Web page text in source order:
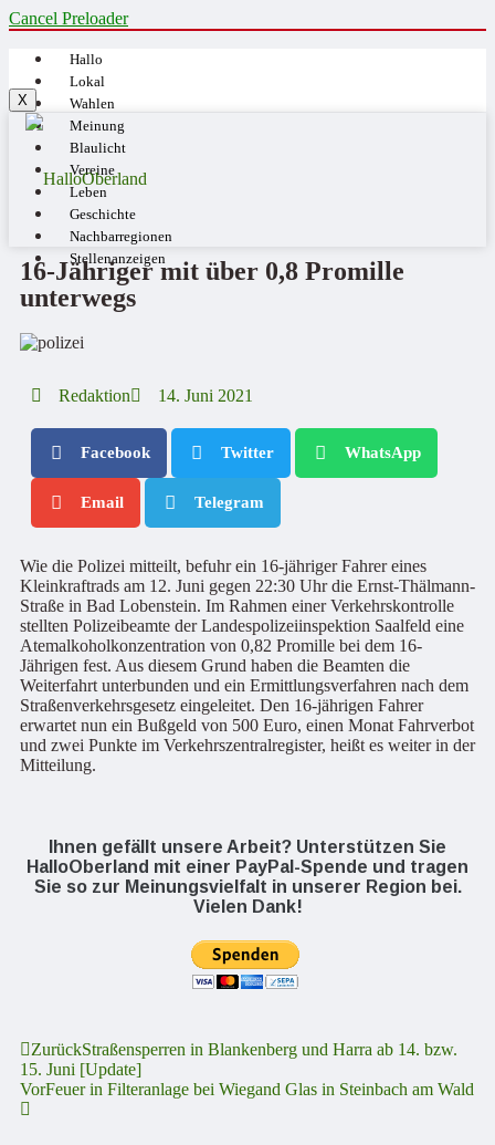
Cancel Preloader
Hallo
Lokal
Wahlen
Meinung
Blaulicht
Vereine
Leben
Geschichte
Nachbarregionen
Stellenanzeigen
X
16-Jähriger mit über 0,8 Promille
unterwegs
Redaktion 14. Juni 2021
Facebook Twitter WhatsApp
Email Telegram
Wie die Polizei mitteilt, befuhr ein 16-jähriger Fahrer eines
Kleinkraftrads am 12. Juni gegen 22:30 Uhr die Ernst-Thälmann-
Straße in Bad Lobenstein. Im Rahmen einer Verkehrskontrolle
stellten Polizeibeamte der Landespolizeiinspektion Saalfeld eine
Atemalkoholkonzentration von 0,82 Promille bei dem 16-
Jährigen fest. Aus diesem Grund haben die Beamten die
Weiterfahrt unterbunden und ein Ermittlungsverfahren nach dem
Straßenverkehrsgesetz eingeleitet. Den 16-jährigen Fahrer
erwartet nun ein Bußgeld von 500 Euro, einen Monat Fahrverbot
und zwei Punkte im Verkehrszentralregister, heißt es weiter in der
Mitteilung.
Ihnen gefällt unsere Arbeit? Unterstützen Sie
HalloOberland mit einer PayPal-Spende und tragen
Sie so zur Meinungsvielfalt in unserer Region bei.
Vielen Dank!
ZurückStraßensperren in Blankenberg und Harra ab 14. bzw.
15. Juni [Update]
VorFeuer in Filteranlage bei Wiegand Glas in Steinbach am Wald